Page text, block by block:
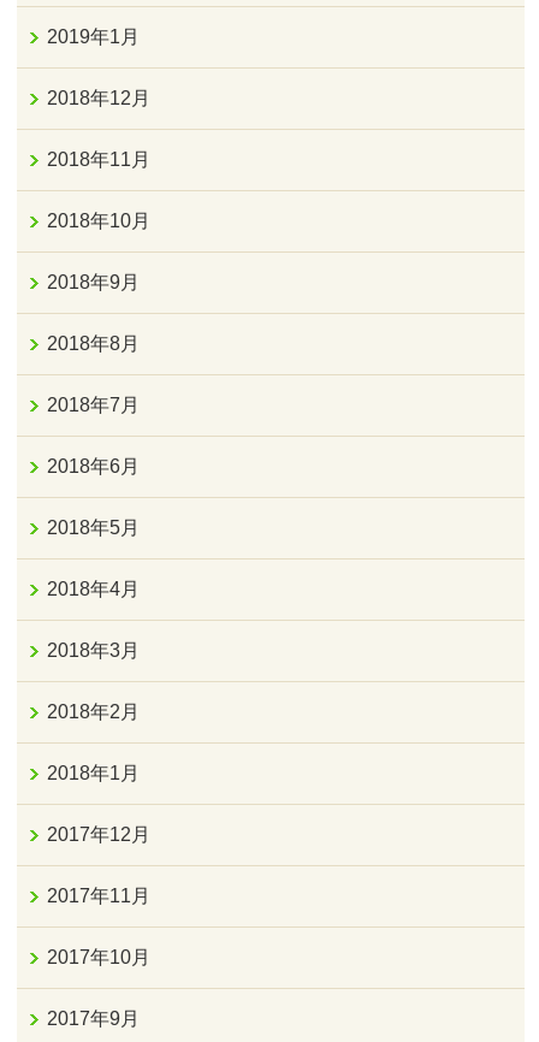
2019年1月
2018年12月
2018年11月
2018年10月
2018年9月
2018年8月
2018年7月
2018年6月
2018年5月
2018年4月
2018年3月
2018年2月
2018年1月
2017年12月
2017年11月
2017年10月
2017年9月